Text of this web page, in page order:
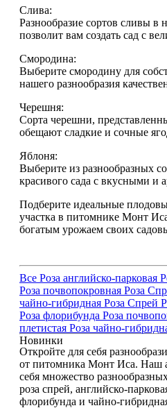
Слива:
Разнообразие сортов сливы
позволит вам создать сад с
Смородина:
Выберите смородину для
нашего разнообразия
Черешня:
Сорта черешни,
обещают сладкие и сочные
Яблоня:
Выберите из разнообразных
красивого сада с вкусными и
Подберите идеальные
участка в питомнике Монт
богатым урожаем своих
Все Роза английско-парковая
Роза почвопокровная Роза
чайно-гибридная Роза Спрей
Роза флорибунда Роза
плетистая Роза чайно-
Новинки
Откройте для себя
от питомника Монт Иса. Наш
себя множество
роза спрей, английско-
флорибунда и чайно-